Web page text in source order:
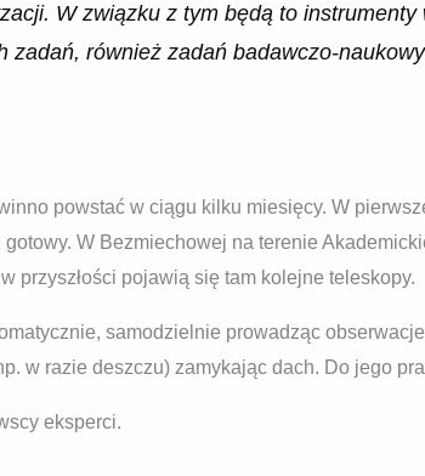
W związku z tym będą to instrumenty
zadań, również zadań badawczo-
powstać w ciągu kilku miesięcy. W
W Bezmiechowej na terenie
przyszłości pojawią się tam kolejne teleskopy.
samodzielnie prowadząc
w razie deszczu) zamykając dach. Do jego
eksperci.